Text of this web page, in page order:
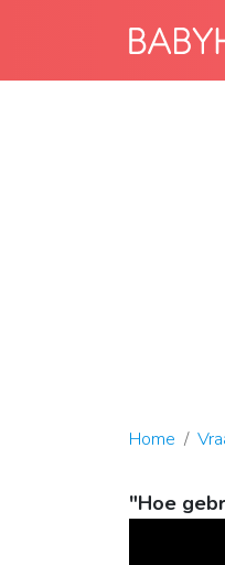
Home
"Hoe